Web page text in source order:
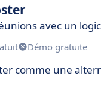
avec un
Démo gratuite
comme une